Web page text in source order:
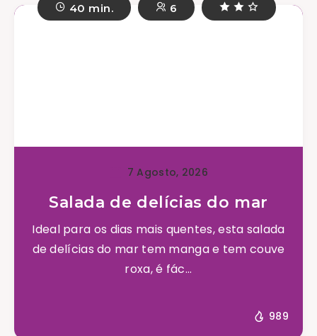
40 min. 6
7 Agosto, 2026
Salada de delícias do mar
Ideal para os dias mais quentes, esta salada
de delícias do mar tem manga e tem couve
roxa, é fác...
989